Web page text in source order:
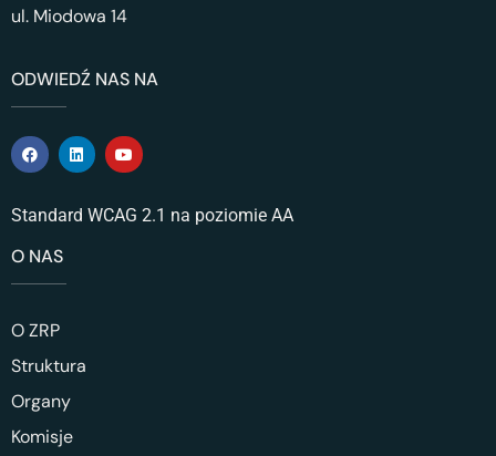
ul. Miodowa 14
ODWIEDŹ NAS NA
Standard WCAG 2.1 na poziomie AA
O NAS
O ZRP
Struktura
Organy
Komisje